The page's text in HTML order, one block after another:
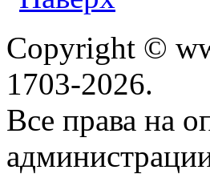
Copyright ©
1703-2026.
Все права на